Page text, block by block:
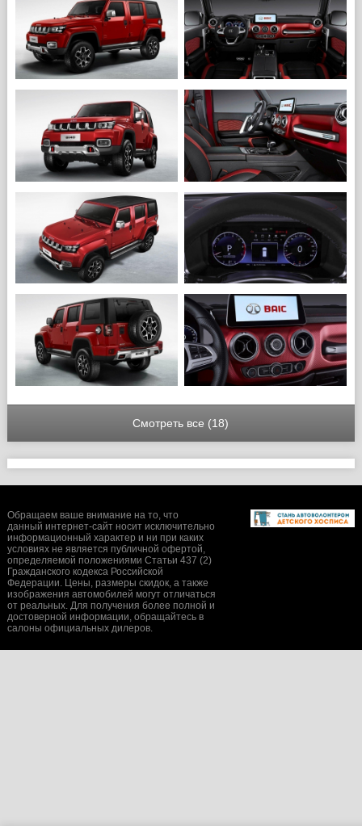
Смотреть все (18)
Обращаем ваше внимание на то, что
данный интернет-сайт носит исключительно
информационный характер и ни при каких
условиях не является публичной офертой,
определяемой положениями Статьи 437 (2)
Гражданского кодекса Российской
Федерации. Цены, размеры скидок, а также
изображения автомобилей могут отличаться
от реальных. Для получения более полной и
достоверной информации, обращайтесь в
салоны официальных дилеров.